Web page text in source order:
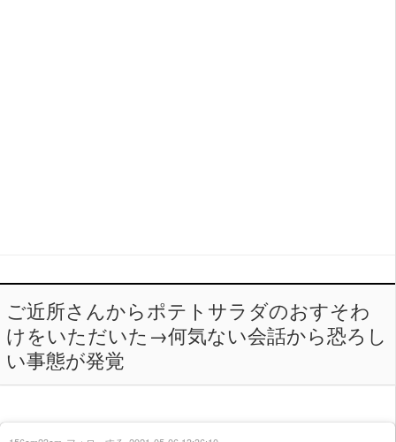
ご近所さんからポテトサラダのおすそわ
けをいただいた→何気ない会話から恐ろし
い事態が発覚